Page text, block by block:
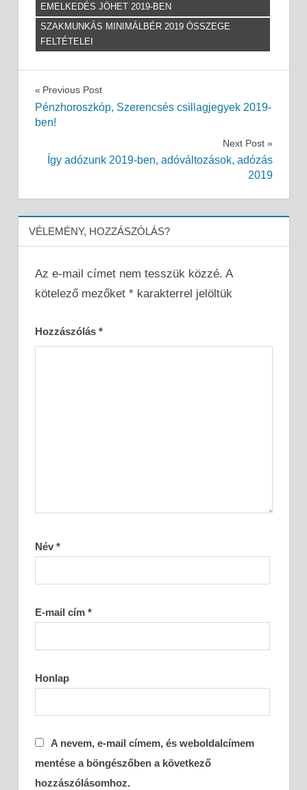
EMELKEDÉS JÖHET 2019-BEN
SZAKMUNKÁS MINIMÁLBÉR 2019 ÖSSZEGE
FELTÉTELEI
Bejegyzés
navigáció
Previous Post
Pénzhoroszkóp, Szerencsés csillagjegyek 2019-
ben!
Next Post
Így adózunk 2019-ben, adóváltozások, adózás
2019
VÉLEMÉNY, HOZZÁSZÓLÁS?
Az e-mail címet nem tesszük közzé. A
kötelező mezőket *karakterrel jelöltük
Hozzászólás *
Név *
E-mail cím *
Honlap
A nevem, e-mail címem, és weboldalcímem
mentése a böngészőben a következő
hozzászólásomhoz.